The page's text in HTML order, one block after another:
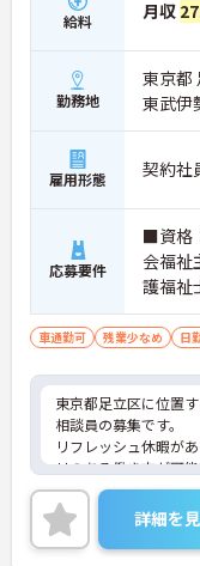
する定着率の高さと
・毎朝のミーティン
底しており、人間関
す。
・理念が現場の隅々
均勤続年数は7.2年と
【介護福祉士の経験
ネジャーやセンター
道が開かれています。
・勤務時間内での資
ートします。
【日々の貢献をダイ
やワークライフバラ
・施設運営への尽力
の「特別報酬」とし
す。
・残業少なめの環境
シュ休暇が用意され
切にできます。
給料 月収
勤務地
東京都
東武伊
雇用形態 契約社
応募要件
■資格
会福祉
護福祉
許：必
車通勤可 残業少なめ 日
東京都足立区に位置
相談員の募集です。
リフレッシュ休暇が
リのある働き方が可
り、働きながらスキ
ご興味のある方には
に詳細をご案内しま
い！
詳細を